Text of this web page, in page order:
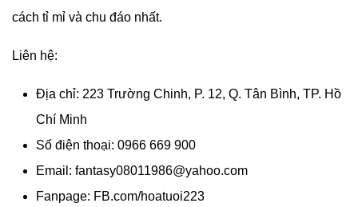
cách tỉ mỉ và chu đáo nhất.
Liên hệ:
Địa chỉ: 223 Trường Chinh, P. 12, Q. Tân Bình, TP. Hồ
Chí Minh
Số điện thoại: 0966 669 900
Email: fantasy08011986@yahoo.com
Fanpage: FB.com/hoatuoi223